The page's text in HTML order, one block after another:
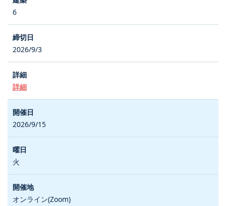
6
2026/9/3
詳細
2026/9/15
火
オンライン(Zoom)